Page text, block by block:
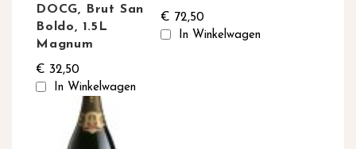
DOCG, Brut San
Boldo, 1.5L
Magnum
€ 32,50
In Winkelwagen
€ 72,50
In Winkelwagen